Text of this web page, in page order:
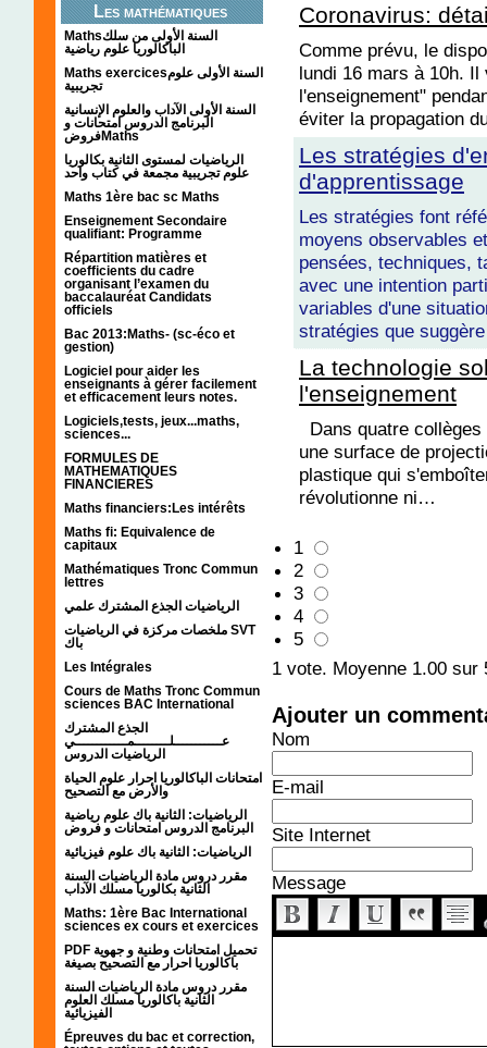
Les mathématiques
Mathsالسنة الأولى من سلك
الباكالوريا علوم رياضية
Maths exercicesالسنة الأولى علوم
تجريبية
السنة الأولى الآداب والعلوم الإنسانية
البرنامج الدروس امتحانات و
فروضMaths
الرياضيات لمستوى الثانية بكالوريا
علوم تجريبية مجمعة في كتاب واحد
Maths 1ère bac sc Maths
Enseignement Secondaire
qualifiant: Programme
Répartition matières et
coefficients du cadre
organisant l’examen du
baccalauréat Candidats
officiels
Bac 2013:Maths- (sc-éco et
gestion)
Logiciel pour aider les
enseignants à gérer facilement
et efficacement leurs notes.
Logiciels,tests, jeux...maths,
sciences...
FORMULES DE
MATHEMATIQUES
FINANCIERES
Maths financiers:Les intérêts
Maths fi: Equivalence de
capitaux
Mathématiques Tronc Commun
lettres
الرياضيات الجذع المشترك علمي
ملخصات مركزة في الرياضيات SVT
باك
Les Intégrales
Cours de Maths Tronc Commun
sciences BAC International
الجذع المشترك
عـــــــــــلــــــــمــــــــــــي
الرياضيات الدروس
امتحانات الباكالوريا احرار علوم الحياة
والأرض مع التصحيح
الرياضيات: الثانية باك علوم رياضية
البرنامج الدروس امتحانات و فروض
الرياضيات: الثانية باك علوم فيزيائية
مقرر دروس مادة الرياضيات السنة
الثانية بكالوريا مسلك الآداب
Maths: 1ère Bac International
sciences ex cours et exercices
PDF تحميل امتحانات وطنية و جهوية
باكالوريا احرار مع التصحيح بصيغة
مقرر دروس مادة الرياضيات السنة
الثانية باكالوريا مسلك العلوم
الفيزيائية
Épreuves du bac et correction,
Coronavirus:
Comme prévu, le
lundi 16 mars à 10h.
l'enseignement"
éviter la propagation
Les stratégies
d'apprentissage
Les stratégies font
moyens observables
pensées, techniques,
avec une intention
variables d'une
stratégies que
La technologie
l'enseignement
Dans quatre
une surface de
plastique qui
révolutionne ni…
1
2
3
4
5
1 vote. Moyenne 1.00 sur
Ajouter un
Nom
E-mail
Site Internet
Message